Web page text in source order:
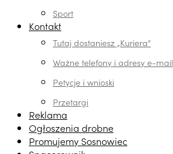
Sport
Kontakt
Tutaj dostaniesz „Kuriera”
Ważne telefony i adresy e-mail
Petycje i wnioski
Przetargi
Reklama
Ogłoszenia drobne
Promujemy Sosnowiec